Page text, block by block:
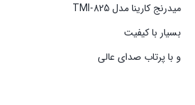
میدرنج کارینا مدل TMI-825
بسیار با کیفیت
و با پرتاب صدای عالی